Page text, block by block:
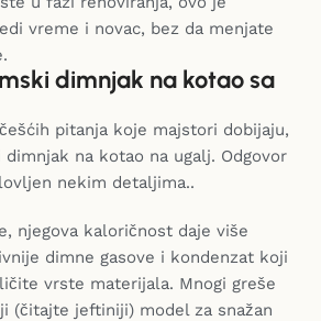
vreme i novac, bez da menjate
dimnjak na kotao sa
pitanja koje majstori dobijaju,
na kotao na ugalj. Odgovor
nekim detaljima..
njegova kaloričnost daje više
dimne gasove i kondenzat koji
vrste materijala. Mnogi greše
(čitajte jeftiniji) model za snažan